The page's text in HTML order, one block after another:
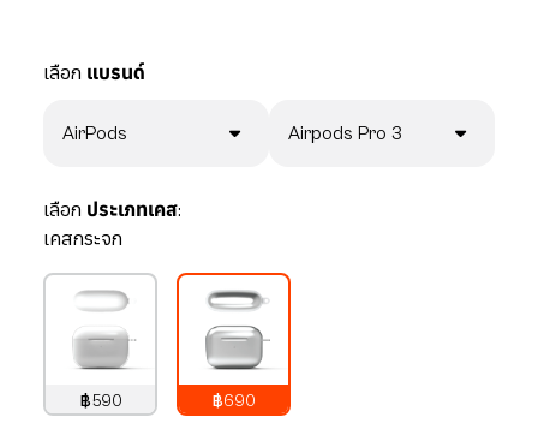
เลือก แบรนด์
AirPods Airpods Pro 3
เลือก ประเภทเคส:
เคสกระจก
฿590
฿690